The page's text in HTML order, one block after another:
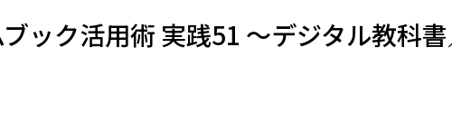
ブック活用術 実践51 ～デジタル教科